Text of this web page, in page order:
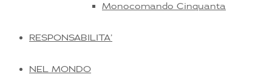
Monocomando Cinquanta
RESPONSABILITA’
NEL MONDO